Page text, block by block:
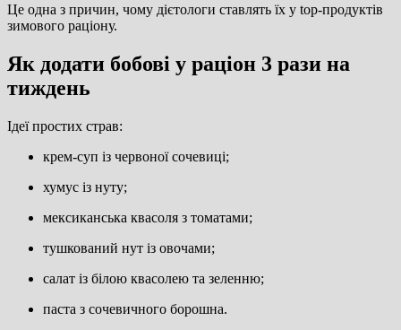
Це одна з причин, чому дієтологи ставлять їх у top-продуктів
зимового раціону.
Як додати бобові у раціон 3 рази на
тиждень
Ідеї простих страв:
крем-суп із червоної сочевиці;
хумус із нуту;
мексиканська квасоля з томатами;
тушкований нут із овочами;
салат із білою квасолею та зеленню;
паста з сочевичного борошна.